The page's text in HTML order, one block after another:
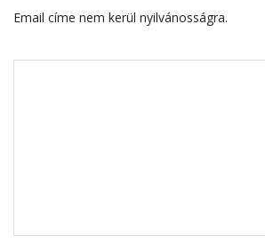
Email címe nem kerül nyilvánosságra.